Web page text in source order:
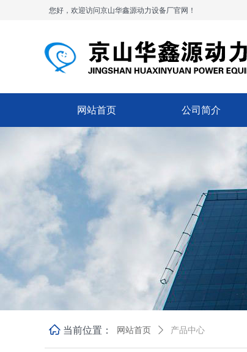
网站首页 公司简介
您好，欢迎访问京山华鑫源动力设备厂官网！
ꀇ 当前位置： 网站首页 ꄲ 产品中心